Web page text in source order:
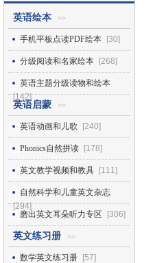
英语绘本 >>
手机平板点读PDF绘本 [30]
分级阅读和名家绘本 [268]
英语主题分级读物和绘本
[142]
英语启蒙 >>
英语动画和儿歌 [240]
Phonics自然拼读 [178]
英文教学视频和教具 [111]
自然科学和儿童英文杂志
[294]
磨出英文耳朵听力专区
[306]
英文练习册 >>
数学英文练习册 [57]